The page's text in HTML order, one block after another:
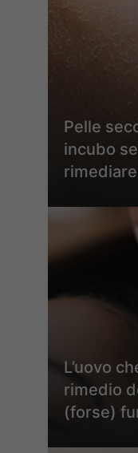
Pelle
incubo
rimediare
L’uovo
rimedio
(forse)